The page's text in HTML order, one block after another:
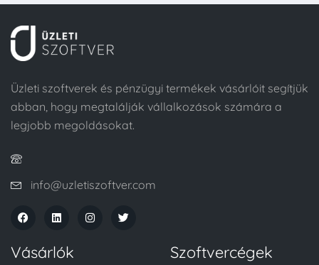
Üzleti szoftverek és pénzügyi termékek vásárlóit segítjük
abban, hogy megtalálják vállalkozások számára a
legjobb megoldásokat.
info@uzletiszoftver.com
Vásárlók Szoftvercégek